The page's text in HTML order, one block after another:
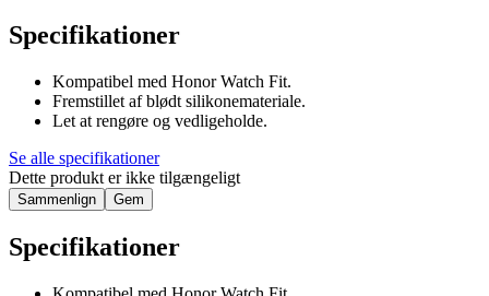
Specifikationer
Kompatibel med Honor Watch Fit.
Fremstillet af blødt silikonemateriale.
Let at rengøre og vedligeholde.
Se alle specifikationer
Dette produkt er ikke tilgængeligt
Sammenlign Gem
Specifikationer